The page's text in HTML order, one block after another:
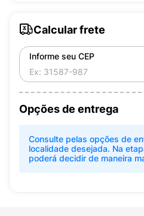
Calcular frete
Informe seu CEP
Opções de entrega
Consulte pelas opções de
localidade desejada. Na
poderá decidir de maneira